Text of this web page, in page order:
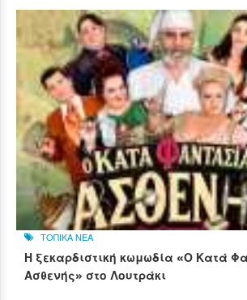
ΤΟΠΙΚΑ ΝΕΑ
Η ξεκαρδιστική κωμωδία «Ο Κατά
Ασθενής» στο Λουτράκι